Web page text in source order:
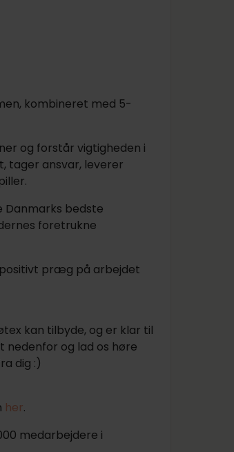
kombineret med 5-
og forstår vigtigheden i
tager ansvar, leverer
Danmarks bedste
foretrukne
præg på arbejdet
kan tilbyde, og er klar til
nedenfor og lad os høre
dig :)
her.
medarbejdere i